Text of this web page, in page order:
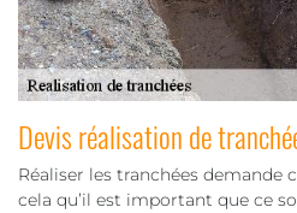
Devis réalisation de
Réaliser les tranchées demande
cela qu’il est important que ce